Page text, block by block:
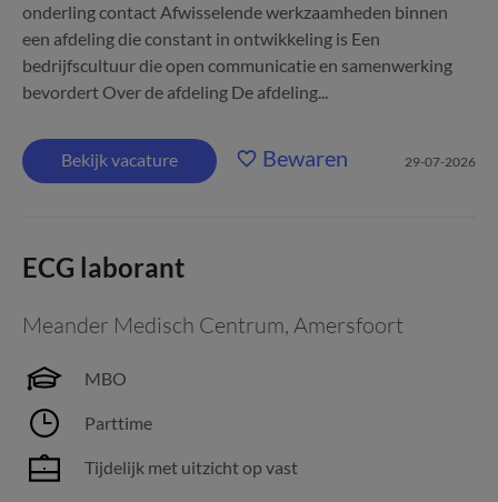
onderling contact Afwisselende werkzaamheden binnen
een afdeling die constant in ontwikkeling is Een
bedrijfscultuur die open communicatie en samenwerking
bevordert Over de afdeling De afdeling...
Bekijk vacature Bewaren 29-07-2026
ECG laborant
Meander Medisch Centrum, Amersfoort
MBO
Parttime
Tijdelijk met uitzicht op vast